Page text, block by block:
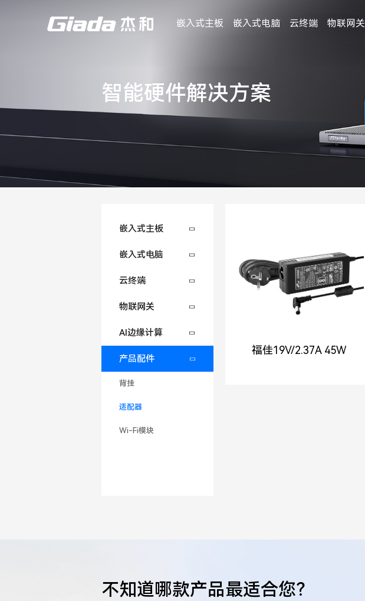
嵌入式主板 嵌入式电脑 云终端 物联网关
智能硬件解决方案
嵌入式主板
嵌入式电脑
云终端
物联网关
AI边缘计算
产品配件
背挂
适配器
Wi-Fi模块
福佳19V/2.37A 45W
不知道哪款产品最适合您？